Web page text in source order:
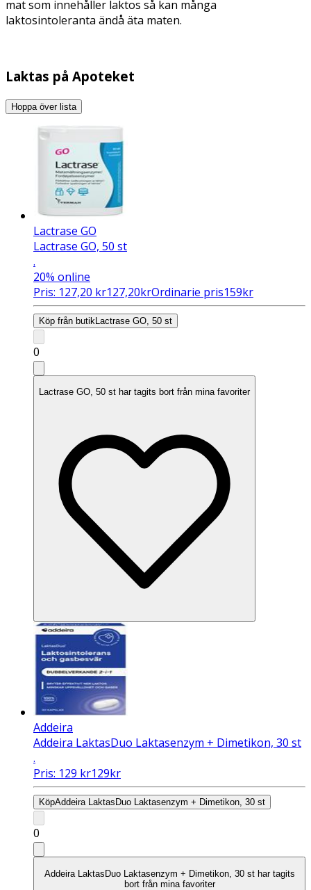
mat som innehåller laktos så kan många
laktosintoleranta ändå äta maten.
Laktas på Apoteket
Hoppa över lista
Lactrase GO
Lactrase GO, 50 st
.
20% online
Pris: 127,20 kr127,20krOrdinarie pris159kr
Köp från butikLactrase GO, 50 st
0
Lactrase GO, 50 st har tagits bort från mina favoriter
Addeira
Addeira LaktasDuo Laktasenzym + Dimetikon, 30 st
.
Pris: 129 kr129kr
KöpAddeira LaktasDuo Laktasenzym + Dimetikon, 30 st
0
Addeira LaktasDuo Laktasenzym + Dimetikon, 30 st har tagits
bort från mina favoriter